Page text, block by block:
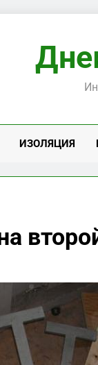
ИЗОЛЯЦИЯ